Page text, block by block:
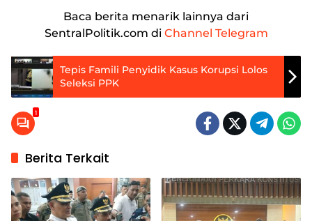
Baca berita menarik lainnya dari
SentralPolitik.com di Channel Telegram
Tepis Famili Penyidik Kasus Korupsi Lolos
Seleksi PPK
1
Berita Terkait